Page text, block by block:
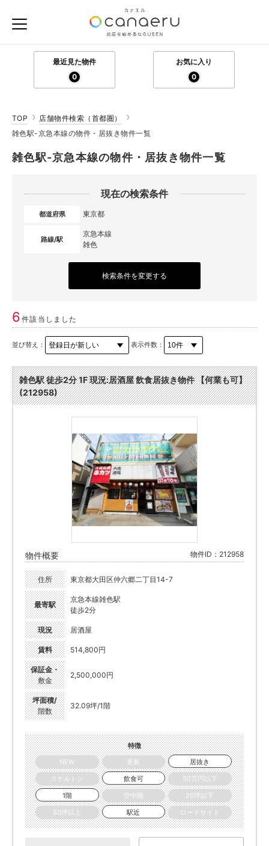
最近見た物件
0
お気に入り
0
TOP
店舗物件検索（首都圏）
雑色駅-京急本線の物件・居抜き物件一覧
雑色駅-京急本線の物件・居抜き物件一覧
現在の検索条件
都道府県 東京都
路線/駅
京急本線
雑色
検索条件を変更する
6件該当しました
並び替え： 表示件数：
雑色駅 徒歩2分 1F 現況:居酒屋 飲食居抜き物件 【何業も可】
(212958)
物件概要 物件ID：212958
住所 東京都大田区仲六郷二丁目14-7
最寄駅
京急本線雑色駅
徒歩2分
現況 居酒屋
賃料 514,800円
保証金・
敷金
2,500,000円
坪面積/
階数
32.09坪/1階
特徴
NEW
更新
居抜き
スケルトン
飲食可
30万円以下
1階
空中階
20坪以下
50坪以上
駅近 ロードサイド